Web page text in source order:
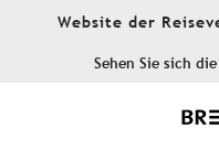
Website der
Sehen Sie sich